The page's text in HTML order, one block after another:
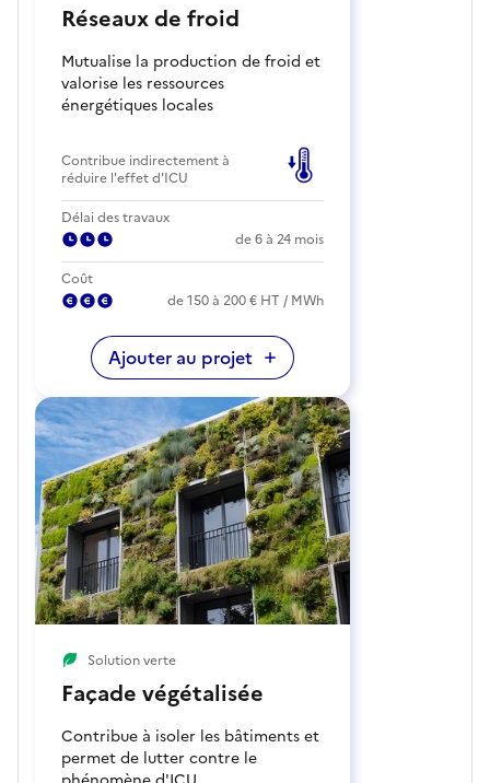
Réseaux de froid
Mutualise la production de froid et
valorise les ressources
énergétiques locales
Contribue indirectement à
réduire l'effet d'ICU
Délai des travaux
de 6 à 24 mois
Coût
de 150 à 200 € HT / MWh
Ajouter au projet
Solution verte
Façade végétalisée
Contribue à isoler les bâtiments et
permet de lutter contre le